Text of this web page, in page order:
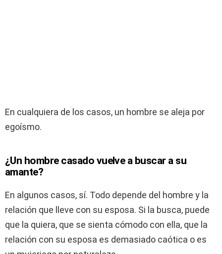
En cualquiera de los casos, un hombre se aleja por
egoísmo.
¿Un hombre casado vuelve a buscar a su
amante?
En algunos casos, sí. Todo depende del hombre y la
relación que lleve con su esposa. Si la busca, puede
que la quiera, que se sienta cómodo con ella, que la
relación con su esposa es demasiado caótica o es